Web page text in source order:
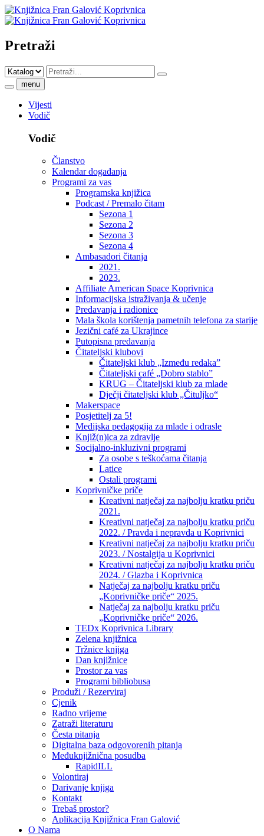
Pretraži
menu
Vijesti
Vodič
Vodič
Članstvo
Kalendar događanja
Programi za vas
Programska knjižica
Podcast / Premalo čitam
Sezona 1
Sezona 2
Sezona 3
Sezona 4
Ambasadori čitanja
2021.
2023.
Affiliate American Space Koprivnica
Informacijska istraživanja & učenje
Predavanja i radionice
Mala škola korištenja pametnih telefona za starije
Jezični café za Ukrajince
Putopisna predavanja
Čitateljski klubovi
Čitateljski klub „Između redaka”
Čitateljski café „Dobro stablo”
KRUG – Čitateljski klub za mlade
Dječji čitateljski klub „Čituljko“
Makerspace
Posjetitelj za 5!
Medijska pedagogija za mlade i odrasle
Knjiž(n)ica za zdravlje
Socijalno-inkluzivni programi
Za osobe s teškoćama čitanja
Latice
Ostali programi
Koprivničke priče
Kreativni natječaj za najbolju kratku priču
2021.
Kreativni natječaj za najbolju kratku priču
2022. / Pravda i nepravda u Koprivnici
Kreativni natječaj za najbolju kratku priču
2023. / Nostalgija u Koprivnici
Kreativni natječaj za najbolju kratku priču
2024. / Glazba i Koprivnica
Natječaj za najbolju kratku priču
„Koprivničke priče“ 2025.
Natječaj za najbolju kratku priču
„Koprivničke priče“ 2026.
TEDx Koprivnica Library
Zelena knjižnica
Tržnice knjiga
Dan knjižnice
Prostor za vas
Programi bibliobusa
Produži / Rezerviraj
Cjenik
Radno vrijeme
Zatraži literaturu
Česta pitanja
Digitalna baza odgovorenih pitanja
Međuknjižnična posudba
RapidILL
Volontiraj
Darivanje knjiga
Kontakt
Trebaš prostor?
Aplikacija Knjižnica Fran Galović
O Nama